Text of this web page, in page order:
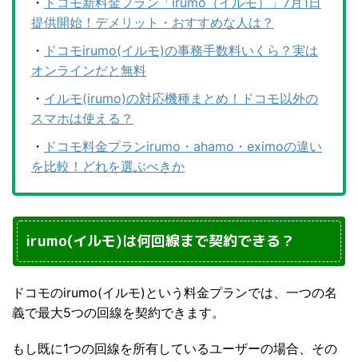
提供開始！デメリット・おすすめな人は？
・ ドコモirumo(イルモ)の事務手数料いくら？実は
オンラインだと無料
・ イルモ(irumo)の対応機種まとめ！ドコモ以外の
スマホは使える？
・ ドコモ料金プランirumo・ahamo・eximoの違い
を比較！どれを選ぶべきか
irumo(イルモ)は何回線まで契約できる？
ドコモのirumo(イルモ)という料金プランでは、一つの名
義で最大5つの回線を契約できます。
もし既に1つの回線を所有しているユーザーの場合、その